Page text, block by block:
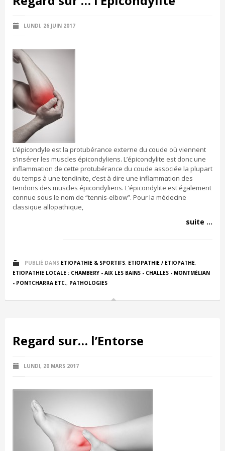
LUNDI, 26 JUIN 2017
L’épicondyle est la protubérance externe du coude où viennent
s’insérer les muscles épicondyliens. L’épicondylite est donc une
inflammation de cette protubérance du coude associée la plupart
du temps à une tendinite, c’est à dire une inflammation des
tendons des muscles épicondyliens. L’épicondylite est également
connue sous le nom de “tennis-elbow”. Pour la médecine
classique allopathique,
suite ...
PUBLIÉ DANS ETIOPATHIE & SPORTIFS, ETIOPATHIE / ETIOPATHE,
ETIOPATHIE LOCALE : CHAMBERY - AIX LES BAINS - CHALLES - MONTMÉLIAN
- PONTCHARRA ETC., PATHOLOGIES
Regard sur… l’Entorse
LUNDI, 20 MARS 2017